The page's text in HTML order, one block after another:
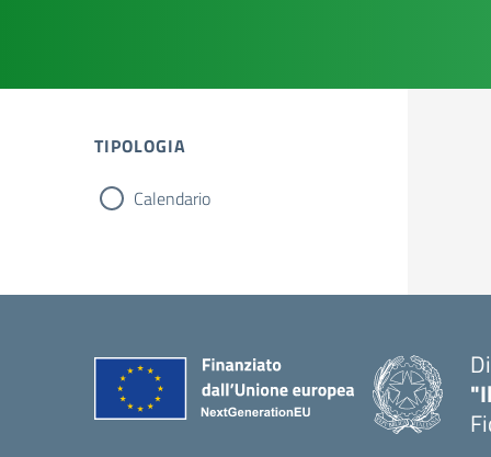
TIPOLOGIA
tipologia di articoli
Calendario